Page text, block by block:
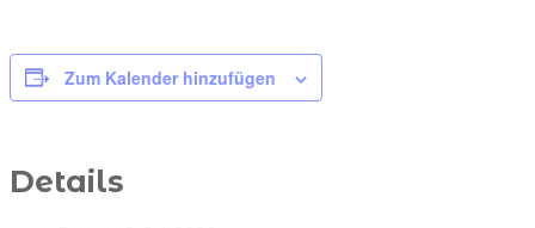
Zum Kalender hinzufügen
Details